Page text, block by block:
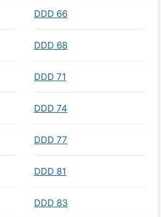
DDD 66
DDD 68
DDD 71
DDD 74
DDD 77
DDD 81
DDD 83